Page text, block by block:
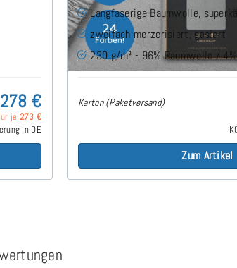
278 €
je 273 €
in DE
Langfaserige Baumwolle,
zweifach merzerisiert, gasiert
230 g/m² - 96% Baumwolle /
Karton (Paketversand)
Zum Artikel